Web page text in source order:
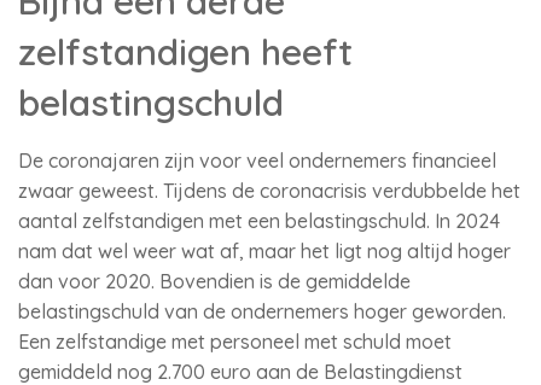
zelfstandigen heeft
belastingschuld
De coronajaren zijn voor veel ondernemers financieel
zwaar geweest. Tijdens de coronacrisis verdubbelde het
aantal zelfstandigen met een belastingschuld. In 2024
nam dat wel weer wat af, maar het ligt nog altijd hoger
dan voor 2020. Bovendien is de gemiddelde
belastingschuld van de ondernemers hoger geworden.
Een zelfstandige met personeel met schuld moet
gemiddeld nog 2.700 euro aan de Belastingdienst